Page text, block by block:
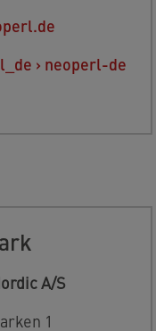
› neoperl-de
A/S
1